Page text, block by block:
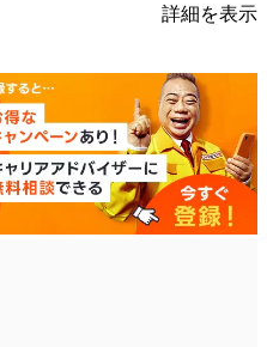
詳細を表示